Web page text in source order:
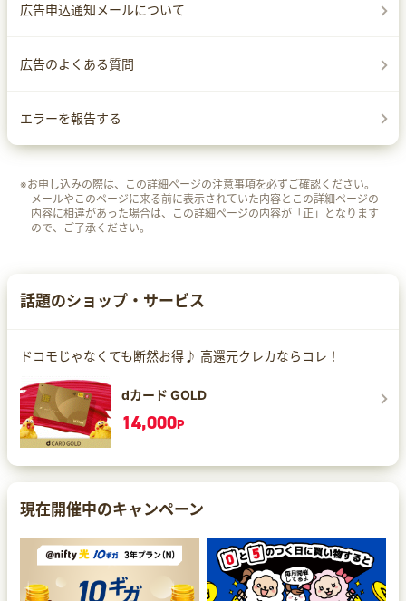
広告申込通知メールについて
広告のよくある質問
エラーを報告する
※お申し込みの際は、この詳細ページの注意事項を必ずご確認ください。
メールやこのページに来る前に表示されていた内容とこの詳細ページの
内容に相違があった場合は、この詳細ページの内容が「正」となります
ので、ご了承ください。
話題のショップ・サービス
ドコモじゃなくても断然お得♪ 高還元クレカならコレ！
dカード GOLD
14,000P
現在開催中のキャンペーン